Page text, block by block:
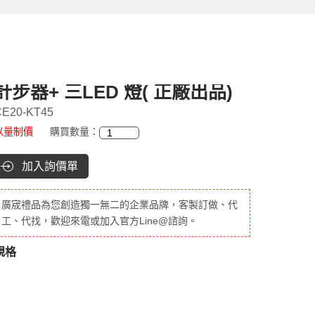
步器+ 三LED 燈( 正廠出品)
KT45
量制價 購買數量：
加入詢價單
廣宬禮品為您創造獨一無二的企業品牌，客製訂做、代
工、代找，歡迎來電或加入官方Line@諮詢。
格